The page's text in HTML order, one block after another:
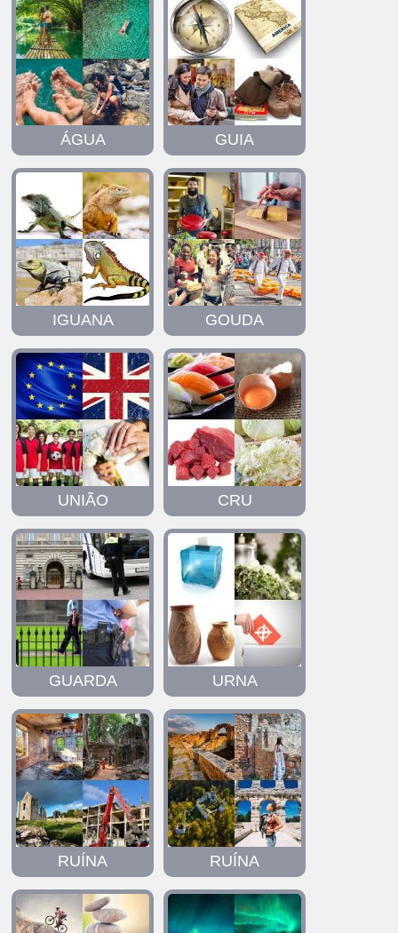
ÁGUA GUIA
IGUANA GOUDA
UNIÃO CRU
GUARDA URNA
RUÍNA RUÍNA